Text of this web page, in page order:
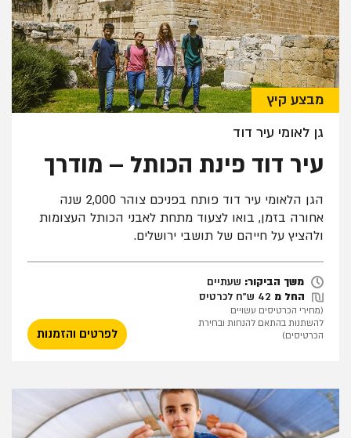
מבצע קיץ
גן לאומי עיר דוד
עיר דוד פינת הכותל – מודרך
הגן הלאומי עיר דוד פותח בפניכם צוהר 2,000 שנה
אחורה בזמן, בואו לצעוד מתחת לאבני הכותל העצומות
ולהציץ על חייהם של תושבי ירושלים.
משך הביקור: שעתיים
החל מ
(מחירי הכרטיסים עשויים
להשתנות בהתאם להנחות ובחירת
הכרטיסים)
לפרטים והזמנות